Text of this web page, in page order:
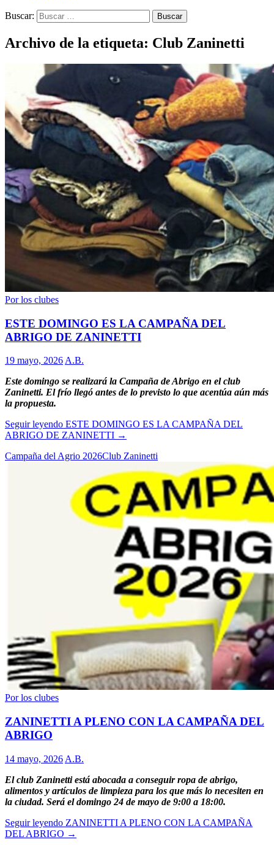
Buscar:
Archivo de la etiqueta: Club Zaninetti
Por los clubes
ESTE DOMINGO ES LA CAMPAÑA DEL
ABRIGO DE ZANINETTI
19 mayo, 2026 A.B.
Este domingo se realizará la Campaña de Abrigo en el club
Zaninetti. El frío llegó antes de lo previsto lo que acentúa aún más
la propuesta.
Seguir leyendo ESTE DOMINGO ES LA CAMPAÑA DEL
ABRIGO DE ZANINETTI →
Campaña del Agrio 2026Club Zaninetti
Por los clubes
ZANINETTI A PLENO CON LA CAMPAÑA DEL
ABRIGO
14 mayo, 2026 A.B.
El club Zaninetti está abocada a conseguir ropa de abrigo,
alimentos y artículos de limpieza para los que más lo necesiten en
la ciudad. Será el domingo 24 de mayo de 9:00 a 18:00.
Seguir leyendo ZANINETTI A PLENO CON LA CAMPAÑA
DEL ABRIGO →